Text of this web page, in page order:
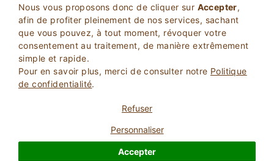
Nous vous proposons donc de cliquer sur Accepter,
afin de profiter pleinement de nos services, sachant
que vous pouvez, à tout moment, révoquer votre
consentement au traitement, de manière extrêmement
simple et rapide.
Pour en savoir plus, merci de consulter notre Politique
de confidentialité.
Refuser
Personnaliser
Accepter
2 Adultes
0Enfants RECHERCHEZ
Info e Description